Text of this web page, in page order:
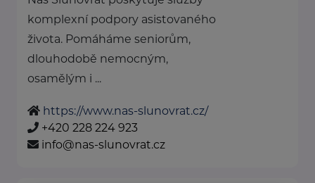
komplexní podpory asistovaného
života. Pomáháme seniorům,
dlouhodobě nemocným,
osamělým i ...
https://www.nas-slunovrat.cz/
+420 228 224 923
info@nas-slunovrat.cz